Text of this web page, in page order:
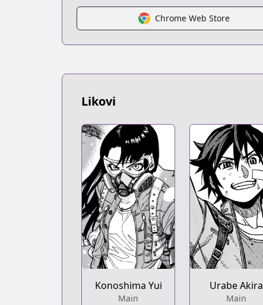
Chrome Web Store
Likovi
Konoshima Yui
Main
Urabe Akira
Main